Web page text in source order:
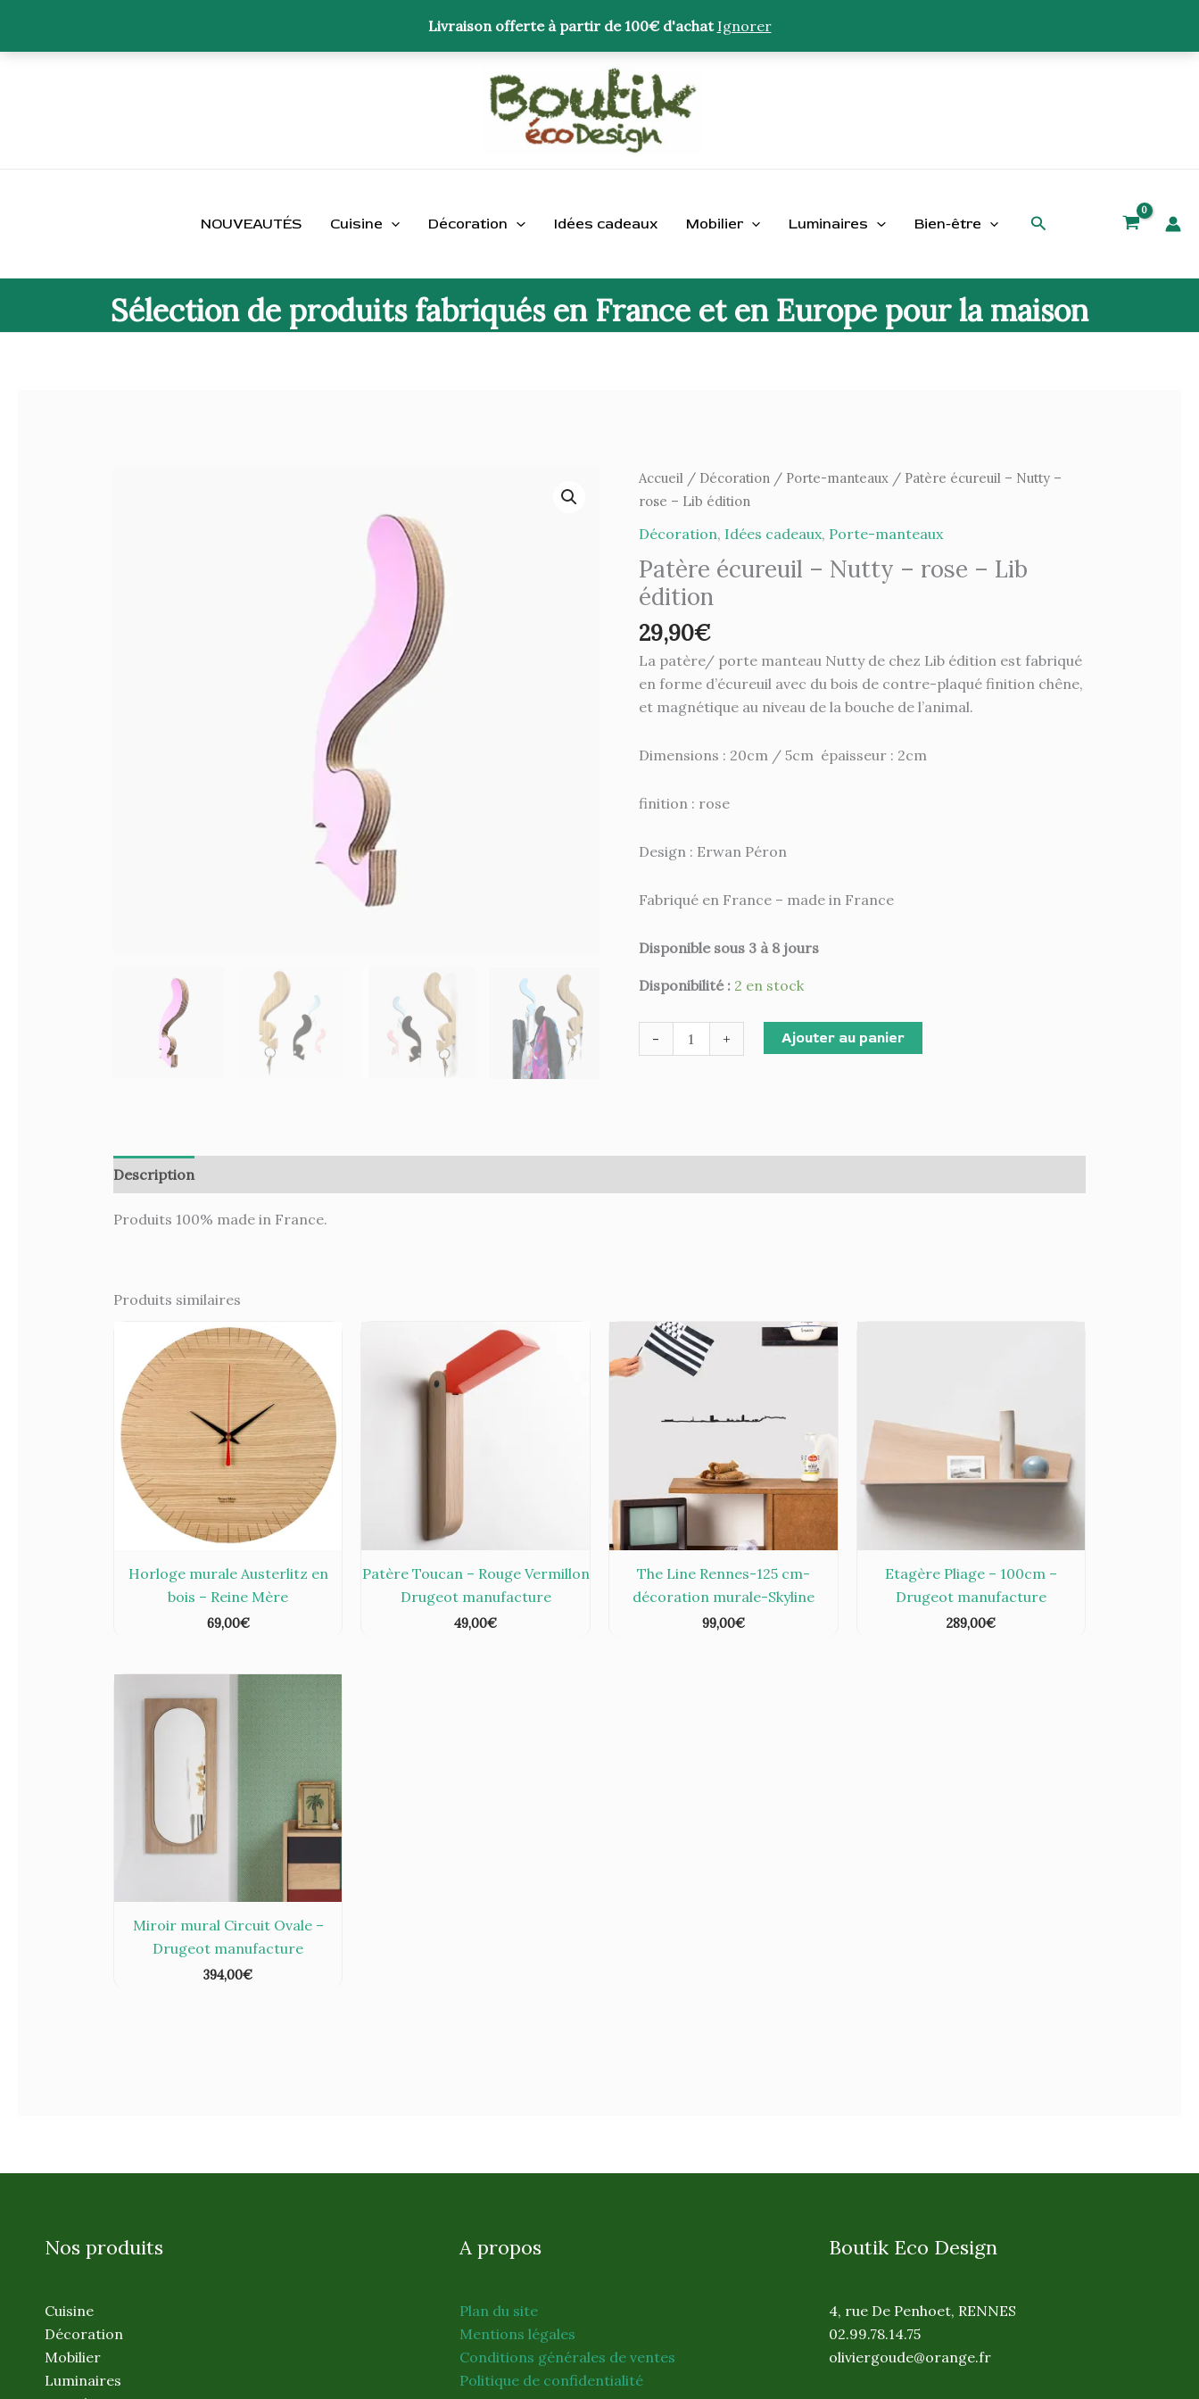
Livraison offerte à partir de 100€ d'achat Ignorer
contenu
NOUVEAUTÉS Cuisine Décoration Idées cadeaux Mobilier Luminaires Bien-être Rechercher
Sélection de produits fabriqués en France et en Europe pour la maison
Accueil/ Décoration/ Porte-manteaux/ Patère écureuil – Nutty –
rose – Lib édition
Décoration, Idées cadeaux, Porte-manteaux
Patère écureuil – Nutty – rose – Lib
édition
29,90€
La patère/ porte manteau Nutty de chez Lib édition est fabriqué
en forme d’écureuil avec du bois de contre-plaqué finition chêne,
et magnétique au niveau de la bouche de l’animal.
Dimensions : 20cm / 5cm épaisseur : 2cm
finition : rose
Design : Erwan Péron
Fabriqué en France – made in France
Disponible sous 3 à 8 jours
Disponibilité : 2 en stock
-
quantité
de
-
Nutty
rose
-
Lib
édition
+ Ajouter au panier
Description
Produits 100% made in France.
Produits similaires
Horloge murale Austerlitz en
bois – Reine Mère
69,00€
Patère Toucan – Rouge Vermillon
Drugeot manufacture
49,00€
The Line Rennes-125 cm-
décoration murale-Skyline
99,00€
Etagère Pliage – 100cm –
Drugeot manufacture
289,00€
Miroir mural Circuit Ovale –
Drugeot manufacture
394,00€
Nos produits
Cuisine
Décoration
Mobilier
Luminaires
A propos
Plan du site
Mentions légales
Conditions générales de ventes
Politique de confidentialité
Boutik Eco Design
4, rue De Penhoet, RENNES
02.99.78.14.75
oliviergoude@orange.fr